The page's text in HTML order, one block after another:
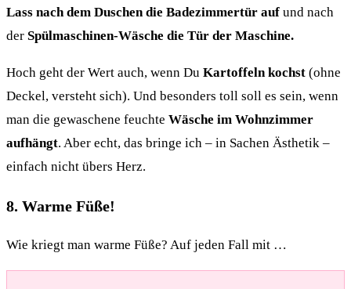
Lass nach dem Duschen die Badezimmertür auf und nach
der Spülmaschinen-Wäsche die Tür der Maschine.
Hoch geht der Wert auch, wenn Du Kartoffeln kochst (ohne
Deckel, versteht sich). Und besonders toll soll es sein, wenn
man die gewaschene feuchte Wäsche im Wohnzimmer
aufhängt. Aber echt, das bringe ich – in Sachen Ästhetik –
einfach nicht übers Herz.
8. Warme Füße!
Wie kriegt man warme Füße? Auf jeden Fall mit …